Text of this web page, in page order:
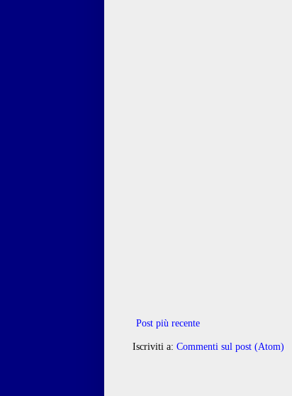
Post più recente
Iscriviti a: Commenti sul post (Atom)